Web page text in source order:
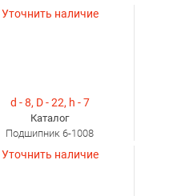
Уточнить наличие
d - 8, D - 22, h - 7
Каталог
Подшипник 6-1008
Уточнить наличие